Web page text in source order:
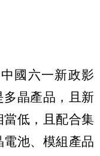
國六一新政影
晶產品，且新
當低，且配合集
池、模組產品